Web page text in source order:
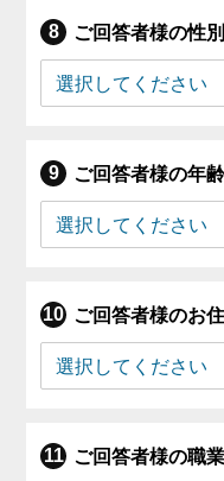
ご回答者様の性
ご回答者様の年
ご回答者様のお
ご回答者様の職